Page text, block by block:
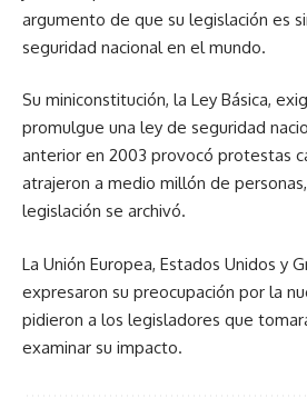
argumento de que su legislación es
seguridad nacional en el mundo.
Su miniconstitución, la Ley Básica,
promulgue una ley de seguridad
anterior en 2003 provocó protestas
atrajeron a medio millón de
legislación se archivó.
La Unión Europea, Estados Unidos y
expresaron su preocupación por la
pidieron a los legisladores que
examinar su impacto.